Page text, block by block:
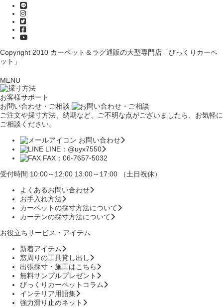
Copyright 2010 カーペット＆ラグ通販の大型専門店「びっくりカーペ
ット」
MENU
お客様サポート
お問い合わせ・ご相談
ご注文や採寸方法、納期など、ご不明な点がございましたら、お気軽に
ご相談ください。
お問い合わせ
LINE：@uyx7550
FAX：06-7657-5032
受付時間 10:00～12:00 13:00～17:00 （土日祝休）
よくあるお問い合わせ
お手入れ方法
カーペットの採寸方法について
カーテンの採寸方法について
お役立ちサービス・アイテム
新着アイテム
窓周りの工具貸し出し
出張採寸・施工はこちら
無料サンプルプレゼント
びっくりカーペットコラム
インテリア用語集
強力滑り止めネット